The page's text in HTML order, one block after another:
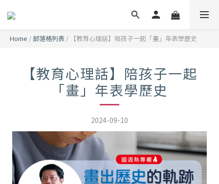
Home / 部落格列表 / 【教育心理話】陪孩子一起「畫」年表學歷史
【教育心理話】陪孩子一起
「畫」年表學歷史
2024-09-10